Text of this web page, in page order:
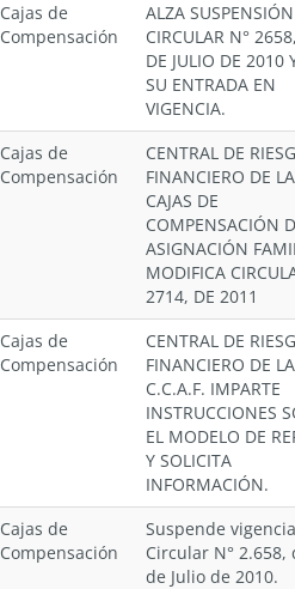
Cajas de
Compensación
ALZA
CIRCULAR N°
DE JULIO DE 2010
SU ENTRADA EN
VIGENCIA.
Cajas de
Compensación
CENTRAL DE
FINANCIERO DE
CAJAS DE
COMPENSACIÓN
ASIGNACIÓN
MODIFICA
2714, DE 2011
Cajas de
Compensación
CENTRAL DE
FINANCIERO DE
C.C.A.F. IMPARTE
INSTRUCCIONES
EL MODELO DE
Y SOLICITA
INFORMACIÓN.
Cajas de
Compensación
Suspende
Circular N° 2.658,
de Julio de 2010.